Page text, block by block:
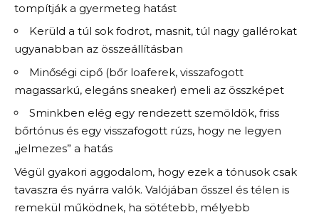
tompítják a gyermeteg hatást
Kerüld a túl sok fodrot, masnit, túl nagy gallérokat
ugyanabban az összeállításban
Minőségi cipő (bőr loaferek, visszafogott
magassarkú, elegáns sneaker) emeli az összképet
Sminkben elég egy rendezett szemöldök, friss
bőrtónus és egy visszafogott rúzs, hogy ne legyen
„jelmezes” a hatás
Végül gyakori aggodalom, hogy ezek a tónusok csak
tavaszra és nyárra valók. Valójában ősszel és télen is
remekül működnek, ha sötétebb, mélyebb